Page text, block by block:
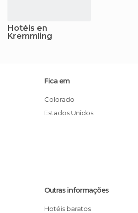
Hotéis en
Kremmling
Fica em
Colorado
Estados Unidos
Outras informações
Hotéis baratos